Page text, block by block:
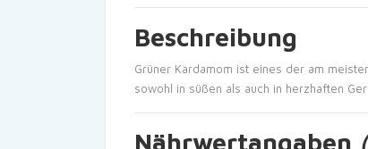
Beschreibung
Grüner Kardamom ist eines der am
sowohl in süßen als auch in herzhaften
Nährwertangaben